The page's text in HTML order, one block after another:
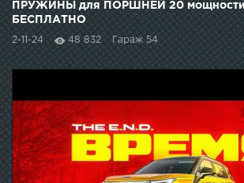
ПРУЖИНЫ для ПОРШНЕЙ 20 мощности
БЕСПЛАТНО
2-11-24 48 832 Гараж 54